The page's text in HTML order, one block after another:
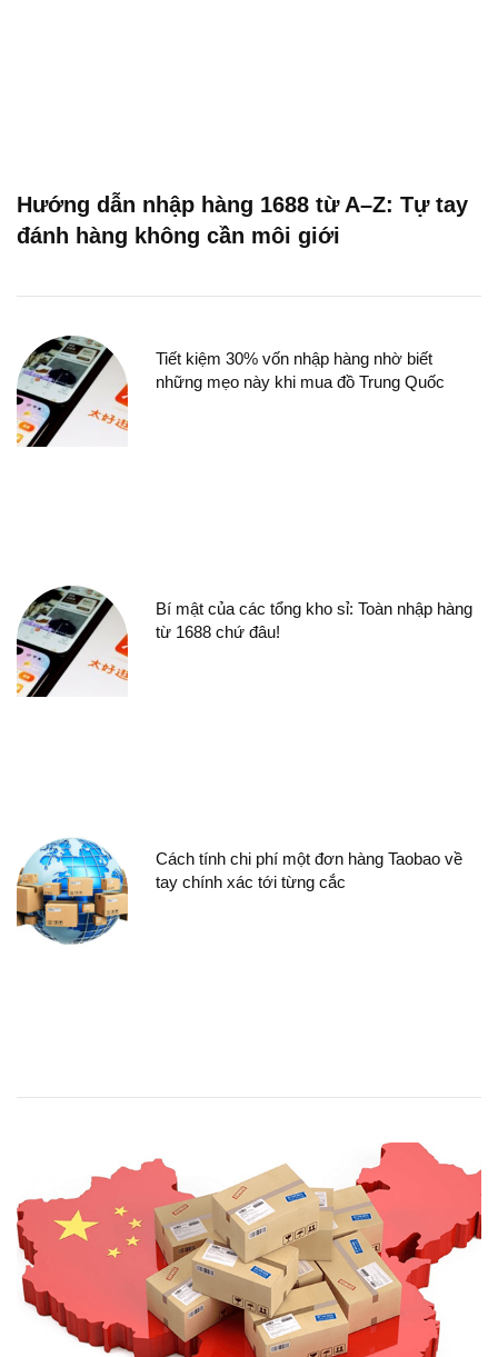
Hướng dẫn nhập hàng 1688 từ A–Z: Tự tay
đánh hàng không cần môi giới
Tiết kiệm 30% vốn nhập hàng nhờ biết
những mẹo này khi mua đồ Trung Quốc
Bí mật của các tổng kho sỉ: Toàn nhập hàng
từ 1688 chứ đâu!
Cách tính chi phí một đơn hàng Taobao về
tay chính xác tới từng cắc